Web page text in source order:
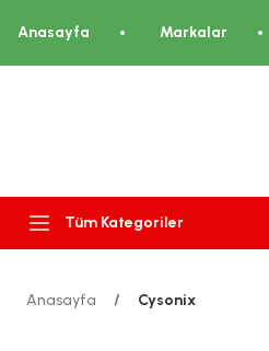
Anasayfa Markalar
Tüm Kategoriler
Anasayfa Cysonix